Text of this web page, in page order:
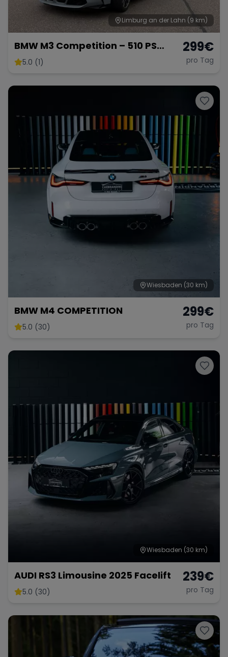
Limburg an der Lahn (9 km)
BMW M3 Competition – 510 PS
Sportlimousine
5.0 (1)
299€
pro Tag
Wiesbaden (30 km)
BMW M4 COMPETITION
5.0 (30)
299€
pro Tag
Wiesbaden (30 km)
AUDI RS3 Limousine 2025 Facelift
5.0 (30)
239€
pro Tag